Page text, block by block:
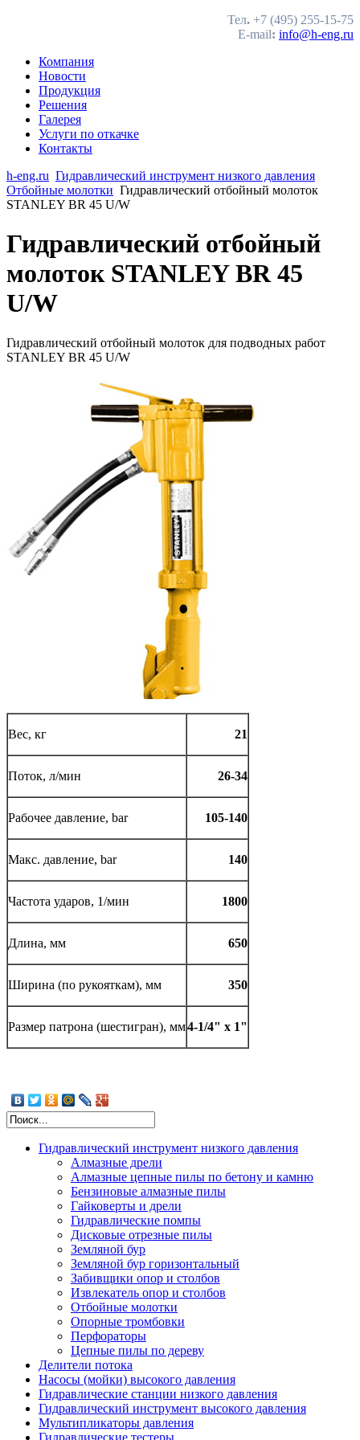
Тел. +7 (495) 255-15-75
E-mail: info@h-eng.ru
Компания
Новости
Продукция
Решения
Галерея
Услуги по откачке
Контакты
h-eng.ru Гидравлический инструмент низкого давления
Отбойные молотки Гидравлический отбойный молоток
STANLEY BR 45 U/W
Гидравлический отбойный
молоток STANLEY BR 45
U/W
Гидравлический отбойный молоток для подводных работ
STANLEY BR 45 U/W
Вес, кг 21
Поток, л/мин 26-34
Рабочее давление, bar 105-140
Макс. давление, bar 140
Частота ударов, 1/мин 1800
Длина, мм 650
Ширина (по рукояткам), мм 350
Размер патрона (шестигран), мм4-1/4" х 1"
Гидравлический инструмент низкого давления
Алмазные дрели
Алмазные цепные пилы по бетону и камню
Бензиновые алмазные пилы
Гайковерты и дрели
Гидравлические помпы
Шламовые помпы
Помпы для воды
Помпы осевые высокопроизводительные
Помпы для добычи песка и
дноуглубительных работ
Помпы для откачки нефтешлама
Дисковые отрезные пилы
Земляной бур
Земляной бур горизонтальный
Забивщики опор и столбов
Извлекатель опор и столбов
Отбойные молотки
Опорные тромбовки
Перфораторы
Цепные пилы по дереву
Делители потока
Насосы (мойки) высокого давления
Гидравлические станции низкого давления
Станции с дизельным приводом
Станции с бензиновым приводом
Станции с электрическим приводом
Гидравлический инструмент высокого давления
SPX POWER TEAM
Мультипликаторы давления
Scanwill
Гидравлические тестеры